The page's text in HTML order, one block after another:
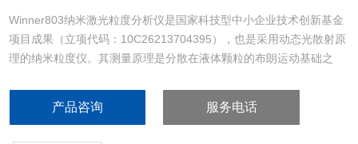
Winner803纳米激光粒度分析仪是国家科技型中小企业技术创新基金
项目成果（立项代码：10C26213704395），也是采用动态光散射原
理的纳米粒度仪。其测量原理是分散在液体颗粒的布朗运动基础之
作为核心器件，通过测试某一角度的散射光的变化并求出自相关函数
产品咨询 服务电话